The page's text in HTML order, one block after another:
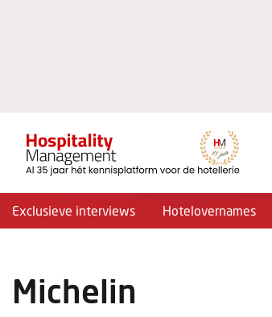
Exclusieve interviews Hotelovernames
Michelin